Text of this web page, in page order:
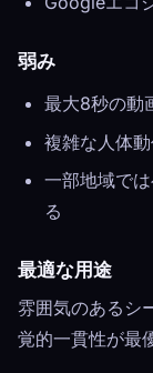
弱み
最大8秒の動
複雑な人体
一部地域で
る
最適な用途
雰囲気のあるシ
覚的一貫性が最